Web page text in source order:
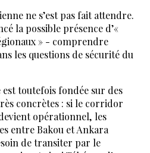
ne s’est pas fait attendre.
la possible présence d’«
» - comprendre
les questions de sécurité du
toutefois fondée sur des
concrètes : si le corridor
opérationnel, les
entre Bakou et Ankara
de transiter par le